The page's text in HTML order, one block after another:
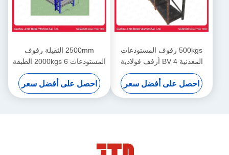
500kgs رفوف المستودعات
المعدنية BV 4 أرفف فولاذية
ملحومة باللون الأسود
احصل على أفضل سعر
2500mm الثقيلة رفوف
المستودعات 2000kgs 6 الطبقة
التجارية الرفوف
احصل على أفضل سعر